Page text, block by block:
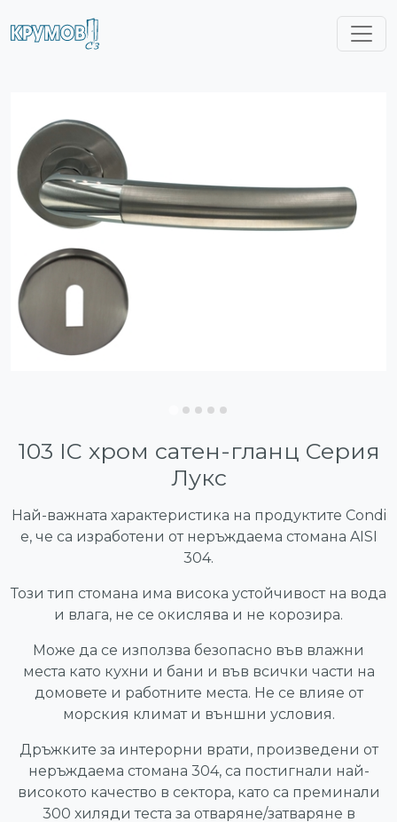
103 IC хром сатен-гланц Серия
Лукс
Най-важната характеристика на продуктите Condi
е, че са изработени от неръждаема стомана AISI
304.
Този тип стомана има висока устойчивост на вода
и влага, не се окислява и не корозира.
Може да се използва безопасно във влажни
места като кухни и бани и във всички части на
домовете и работните места. Не се влияе от
морския климат и външни условия.
Дръжките за интерорни врати, произведени от
неръждаема стомана 304, са постигнали най-
високото качество в сектора, като са преминали
300 хиляди теста за отваряне/затваряне в